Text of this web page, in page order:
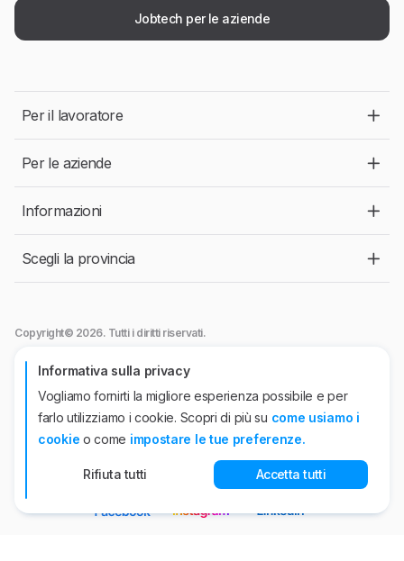
Jobtech per le aziende
Per il lavoratore
Per le aziende
Informazioni
Scegli la provincia
Copyright© 2026. Tutti i diritti riservati.
Jobtech srl
- Viale Abruzzi, 94 - 20131 Milano.
Autorizzazione ANPAL n°44 del 26/04/2022. P.IVA n° 10863920962
Jobtech International APS Iscrizione all'Albo Informatico delle Agenzie per il
Lavoro- Sez. I - n.95 del 15 luglio 2020
Sede operativa, viale Abruzzi, 94 - 20131 Milano. Iscritta presso il Registro
delle Imprese di Milano Codice Fiscale e P.IVA n° 10501920960
Informativa sulla privacy
Vogliamo fornirti la migliore esperienza possibile e per
farlo utilizziamo i cookie. Scopri di più su come usiamo i
cookie o come impostare le tue preferenze.
Rifiuta tutti Accetta tutti